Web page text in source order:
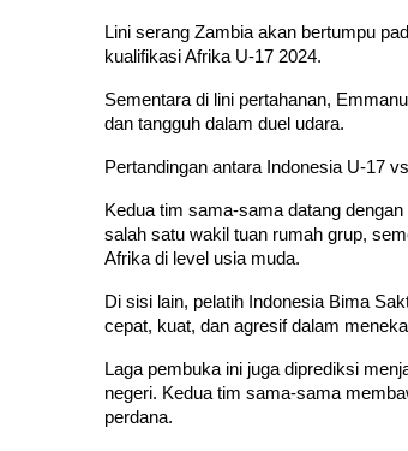
Lini serang Zambia akan bertumpu
kualifikasi Afrika U-17 2024.
Sementara di lini pertahanan,
dan tangguh dalam duel udara.
Pertandingan antara Indonesia U-17
Kedua tim sama-sama datang
salah satu wakil tuan rumah grup,
Afrika di level usia muda.
Di sisi lain, pelatih Indonesia Bima
cepat, kuat, dan agresif dalam
Laga pembuka ini juga diprediksi
negeri. Kedua tim sama-sama
perdana.